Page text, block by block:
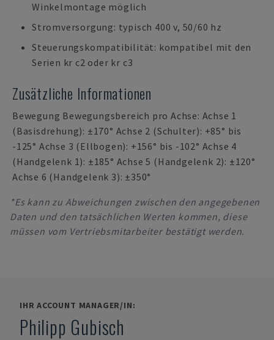
Winkelmontage möglich
Stromversorgung: typisch 400 v, 50/60 hz
Steuerungskompatibilität: kompatibel mit den
Serien kr c2 oder kr c3
Zusätzliche Informationen
Bewegung Bewegungsbereich pro Achse: Achse 1
(Basisdrehung): ±170° Achse 2 (Schulter): +85° bis
-125° Achse 3 (Ellbogen): +156° bis -102° Achse 4
(Handgelenk 1): ±185° Achse 5 (Handgelenk 2): ±120°
Achse 6 (Handgelenk 3): ±350°
*Es kann zu Abweichungen zwischen den angegebenen
Daten und den tatsächlichen Werten kommen, diese
müssen vom Vertriebsmitarbeiter bestätigt werden.
IHR ACCOUNT MANAGER/IN:
Philipp Gubisch